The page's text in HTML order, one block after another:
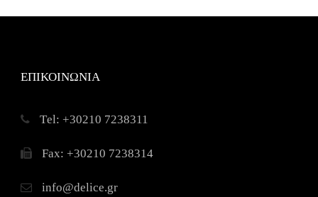
ΕΠΙΚΟΙΝΩΝΙΑ
Τel: +30210 7238311
Fax: +30210 7238314
info@delice.gr